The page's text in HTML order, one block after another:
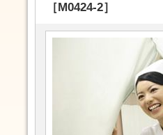
［M0424-2］